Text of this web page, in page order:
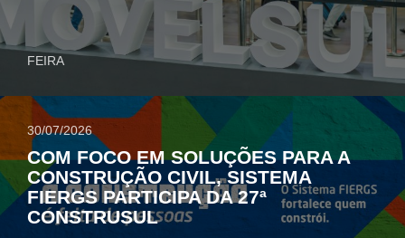
FEIRA
30/07/2026
COM FOCO EM SOLUÇÕES PARA A
CONSTRUÇÃO CIVIL, SISTEMA
FIERGS PARTICIPA DA 27ª
CONSTRUSUL